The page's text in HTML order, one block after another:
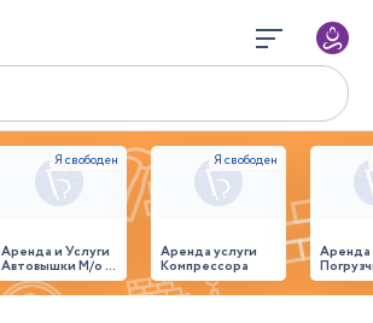
Аренда и Услуги
Автовышки М/о г.
Домодедово
26,28,32 место
Аренда услуги
Компрессора